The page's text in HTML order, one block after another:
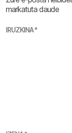
markatuta daude
IRUZKINA*